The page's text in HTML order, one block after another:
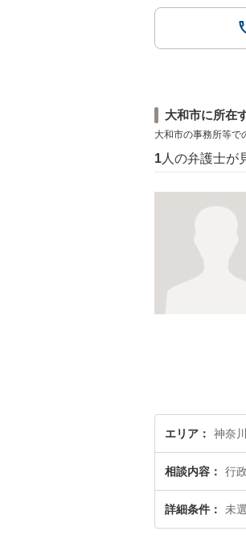
大和市に所在
大和市の事務所等で
1 人の弁護士が
エリア 神奈
相談内容 行
詳細条件 未